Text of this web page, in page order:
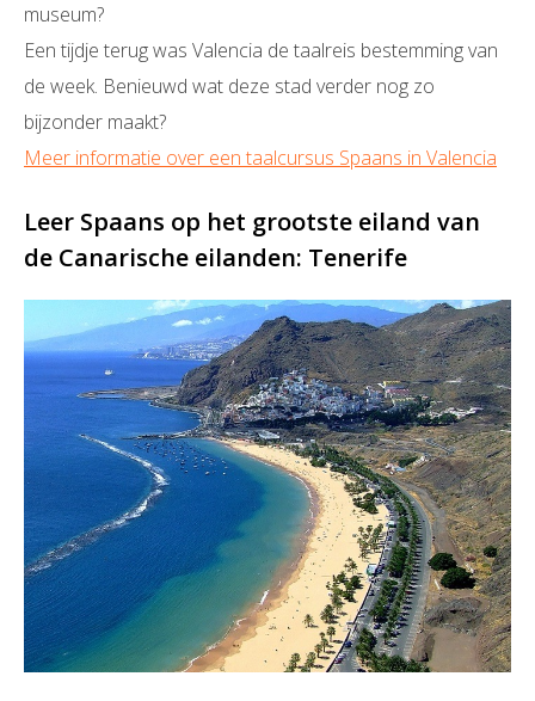
museum?
Een tijdje terug was Valencia de taalreis bestemming van
de week. Benieuwd wat deze stad verder nog zo
bijzonder maakt?
Meer informatie over een taalcursus Spaans in Valencia
Leer Spaans op het grootste eiland van
de Canarische eilanden: Tenerife